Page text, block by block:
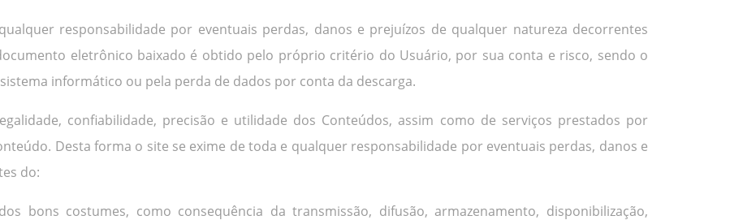
responsabilidade por eventuais perdas, danos e prejuízos de qualquer natureza decorrentes
eletrônico baixado é obtido pelo próprio critério do Usuário, por sua conta e risco, sendo o
informático ou pela perda de dados por conta da descarga.
confiabilidade, precisão e utilidade dos Conteúdos, assim como de serviços prestados por
Desta forma o site se exime de toda e qualquer responsabilidade por eventuais perdas, danos e
do:
bons costumes, como consequência da transmissão, difusão, armazenamento, disponibilização,